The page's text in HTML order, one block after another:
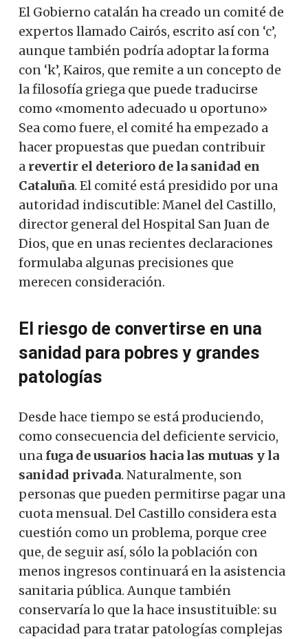
El Gobierno catalán ha creado un comité de
expertos llamado Cairós, escrito así con ‘c’,
aunque también podría adoptar la forma
con ‘k’, Kairos, que remite a un concepto de
la filosofía griega que puede traducirse
como «momento adecuado u oportuno»
Sea como fuere, el comité ha empezado a
hacer propuestas que puedan contribuir
a revertir el deterioro de la sanidad en
Cataluña. El comité está presidido por una
autoridad indiscutible: Manel del Castillo,
director general del Hospital San Juan de
Dios, que en unas recientes declaraciones
formulaba algunas precisiones que
merecen consideración.
El riesgo de convertirse en una
sanidad para pobres y grandes
patologías
Desde hace tiempo se está produciendo,
como consecuencia del deficiente servicio,
una fuga de usuarios hacia las mutuas y la
sanidad privada. Naturalmente, son
personas que pueden permitirse pagar una
cuota mensual. Del Castillo considera esta
cuestión como un problema, porque cree
que, de seguir así, sólo la población con
menos ingresos continuará en la asistencia
sanitaria pública. Aunque también
conservaría lo que la hace insustituible: su
capacidad para tratar patologías complejas